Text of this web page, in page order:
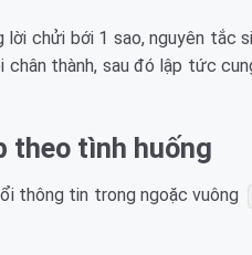
chửi bới 1 sao, nguyên tắc
thành, sau đó lập tức
theo tình huống
thông tin trong ngoặc vuông